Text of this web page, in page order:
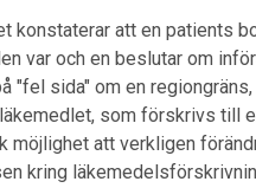
konstaterar att en patients
var och en beslutar om
"fel sida" om en
som förskrivs till
möjlighet att verkligen
kring